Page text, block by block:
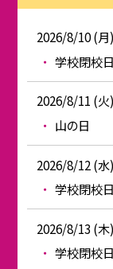
2026/8/10 (月)
学校閉校日
2026/8/11 (火)
山の日
2026/8/12 (水)
学校閉校日
2026/8/13 (木)
学校閉校日